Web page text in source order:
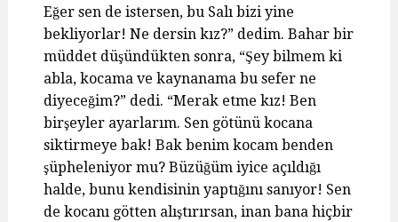
Eğer sen de istersen, bu Salı bizi yine
bekliyorlar! Ne dersin kız?” dedim. Bahar bir
müddet düşündükten sonra, “Şey bilmem ki
abla, kocama ve kaynanama bu sefer ne
diyeceğim?” dedi. “Merak etme kız! Ben
birşeyler ayarlarım. Sen götünü kocana
siktirmeye bak! Bak benim kocam benden
şüpheleniyor mu? Büzüğüm iyice açıldığı
halde, bunu kendisinin yaptığını sanıyor! Sen
de kocanı götten alıştırırsan, inan bana hiçbir